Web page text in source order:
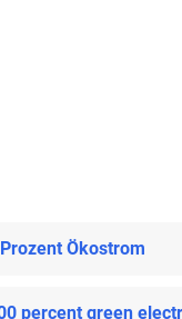
Ökostrom
percent green